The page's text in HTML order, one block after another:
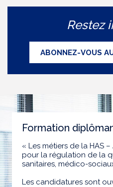
Restez
ABONNEZ-VOUS
Formation
« Les métiers de la HAS
pour la régulation de la
sanitaires, médico-
Les candidatures sont